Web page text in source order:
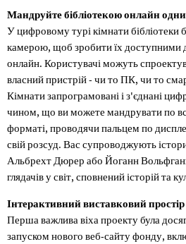
Мандруйте бібліотекою онлайн
У цифровому турі кімнати бібліотеки
камерою, щоб зробити їх доступними
онлайн. Користувачі можуть
власний пристрій - чи то ПК, чи то
Кімнати запрограмовані і з'єднані
чином, що ви можете мандрувати по
форматі, проводячи пальцем по
свій розсуд. Вас супроводжують
Альбрехт Дюрер або Йоганн
глядачів у світ, сповнений історій та
Інтерактивний виставковий
Перша важлива віха проекту була
запуском нового веб-сайту фонду,